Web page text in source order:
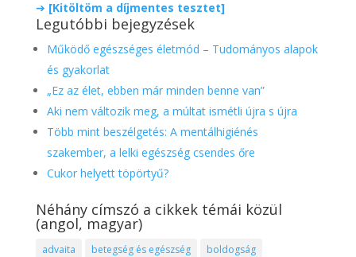
➔ [Kitöltöm a díjmentes tesztet]
Legutóbbi bejegyzések
Működő egészséges életmód – Tudományos alapok
és gyakorlat
„Ez az élet, ebben már minden benne van”
Aki nem változik meg, a múltat ismétli újra s újra
Több mint beszélgetés: A mentálhigiénés
szakember, a lelki egészség csendes őre
Cukor helyett töpörtyű?
Néhány címszó a cikkek témái közül
(angol, magyar)
advaita betegség és egészség
boldogság